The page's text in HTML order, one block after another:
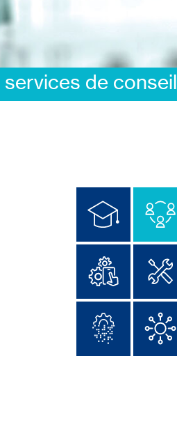
services de conseil